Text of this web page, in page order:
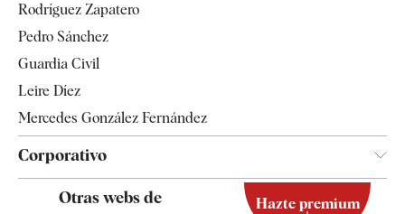
Televisión
Rodríguez Zapatero
Pedro Sánchez
Guardia Civil
Leire Díez
Mercedes González Fernández
Corporativo
Contacto
Otras webs de Hazte premium